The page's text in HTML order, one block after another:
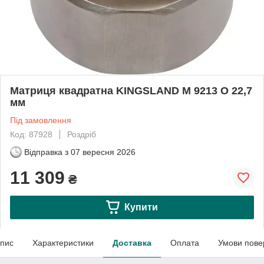
Матриця квадратна KINGSLAND M 9213 O 22,7
мм
Під замовлення
Код: 87928
Роздріб
Відправка з 07 вересня 2026
11 309 ₴
Купити
Характеристики Доставка Оплата Умови